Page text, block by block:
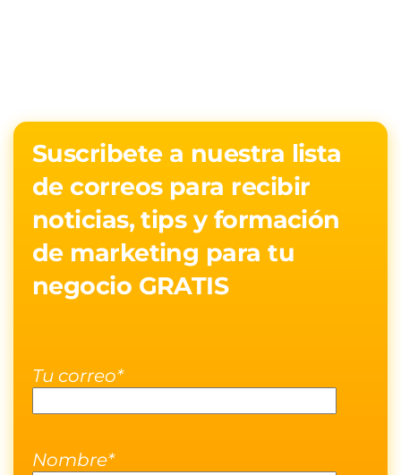
Suscribete a nuestra lista
de correos para recibir
noticias, tips y formación
de marketing para tu
negocio GRATIS
Tu correo*
Nombre*